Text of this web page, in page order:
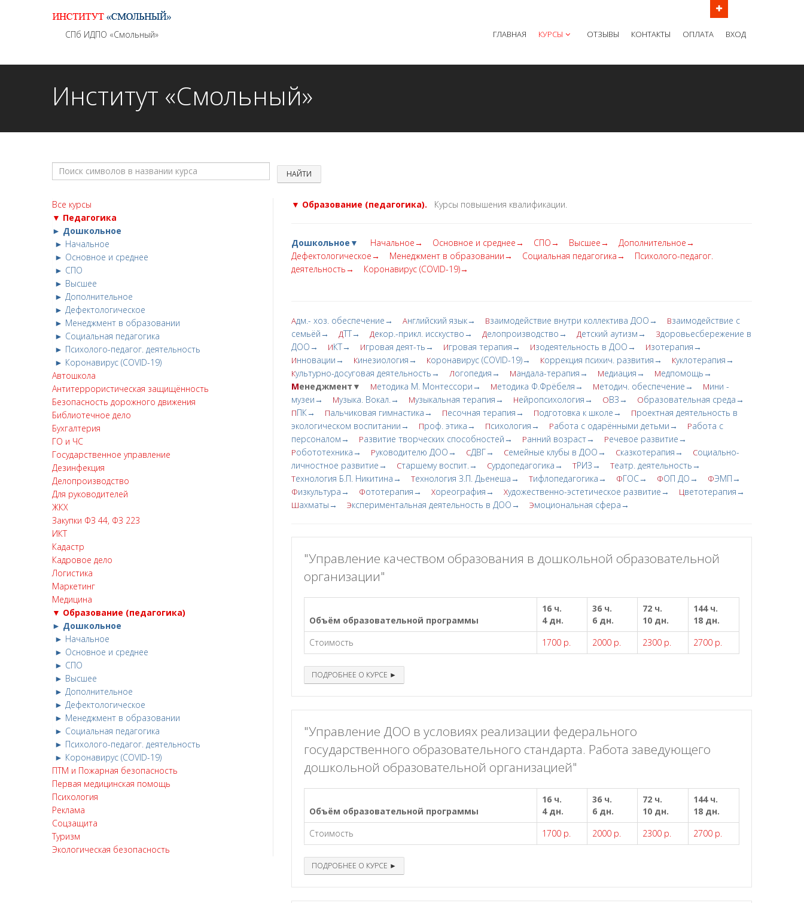
mail@institutsmolnyj.ru
СПб ИДПО «Смольный» ГЛАВНАЯ КУРСЫ ОТЗЫВЫ КОНТАКТЫ ОПЛАТА ВХОД
Институт «Смольный»
Все курсы
▼ Педагогика
► Дошкольное
► Начальное
► Основное и среднее
► СПО
► Высшее
► Дополнительное
► Дефектологическое
► Менеджмент в образовании
► Социальная педагогика
► Психолого-педагог. деятельность
► Коронавирус (COVID-19)
Автошкола
Антитеррористическая защищённость
Безопасность дорожного движения
Библиотечное дело
Бухгалтерия
ГО и ЧС
Государственное управление
Дезинфекция
Делопроизводство
Для руководителей
ЖКХ
Закупки ФЗ 44, ФЗ 223
ИКТ
Кадастр
Кадровое дело
Логистика
Маркетинг
Медицина
▼ Образование (педагогика)
► Дошкольное
► Начальное
► Основное и среднее
► СПО
► Высшее
► Дополнительное
► Дефектологическое
► Менеджмент в образовании
► Социальная педагогика
► Психолого-педагог. деятельность
► Коронавирус (COVID-19)
ПТМ и Пожарная безопасность
Первая медицинская помощь
Психология
Реклама
Соцзащита
Туризм
Экологическая безопасность
▼ Образование (педагогика). Курсы повышения квалификации.
Дошкольное▼ Начальное→ Основное и среднее→ СПО→ Высшее→
Дополнительное→
Дефектологическое→
Менеджмент в образовании→ Социальная педагогика→
Психолого-педагог.
деятельность→
Коронавирус (COVID-19)→
Адм.- хоз. обеспечение→ Английский язык→ Взаимодействие внутри коллектива ДОО→ Взаимодействие с
семьёй→
ДТТ→ Декор.-прикл. исскуство→ Делопроизводство→ Детский аутизм→ Здоровьесбережение в
ДОО→
ИКТ→ Игровая деят-ть→ Игровая терапия→ Изодеятельность в ДОО→ Изотерапия→
Инновации→ Кинезиология→ Коронавирус (COVID-19)→ Коррекция психич. развития→ Куклотерапия→
Культурно-досуговая деятельность→ Логопедия→ Мандала-терапия→ Медиация→ Медпомощь→
Менеджмент▼ Методика М. Монтессори→ Методика Ф.Фрёбеля→ Методич. обеспечение→ Мини -
музеи→
Музыка. Вокал.→ Музыкальная терапия→ Нейропсихология→ ОВЗ→ Образовательная среда→
ППК→ Пальчиковая гимнастика→ Песочная терапия→ Подготовка к школе→ Проектная деятельность в
экологическом воспитании→
Проф. этика→ Психология→ Работа с одарёнными детьми→ Работа с
персоналом→
Развитие творческих cпoсобностей→ Ранний возраст→ Речевое развитие→
Робототехника→ Руководителю ДОО→ СДВГ→ Семейные клубы в ДОО→ Сказкотерапия→ Социально-
личностное развитие→
Старшему воспит.→ Сурдопедагогика→ ТРИЗ→ Театр. деятельность→
Технология Б.П. Никитина→ Технология З.П. Дьенеша→ Тифлопедагогика→ ФГОС→ ФОП ДО→ ФЭМП→
Физкультура→ Фототерапия→ Хореография→ Художественно-эстетическое развитие→ Цветотерапия→
Шахматы→ Экспериментальная деятельность в ДОО→ Эмоциональная сфера→
"Управление качеством образования в дошкольной образовательной
организации"
Объём образовательной программы
16 ч.
4 дн.
36 ч.
6 дн.
72 ч.
10 дн.
144 ч.
18 дн.
Стоимость
1700 р. 2000 р. 2300 р. 2700 р.
ПОДРОБНЕЕ О КУРСЕ ►
"Управление ДОО в условиях реализации федерального
государственного образовательного стандарта. Работа заведующего
дошкольной образовательной организацией"
Объём образовательной программы
16 ч.
4 дн.
36 ч.
6 дн.
72 ч.
10 дн.
144 ч.
18 дн.
Стоимость
1700 р. 2000 р. 2300 р. 2700 р.
ПОДРОБНЕЕ О КУРСЕ ►